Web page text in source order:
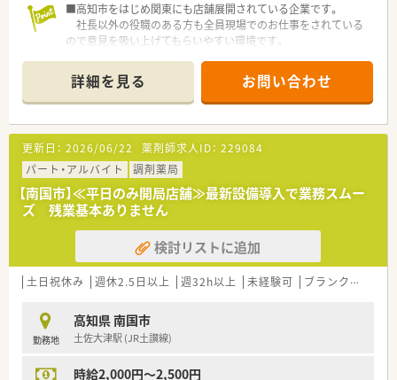
■高知市をはじめ関東にも店舗展開されている企業です。
社長以外の役職のある方も全員現場でのお仕事をされている
ので意見を吸い上げてもらいやすい環境です。
るアットホームな環境です。
詳細を見る お問い合わせ
更新日： 2026/06/22 薬剤師求人ID： 229084
パート・アルバイト
調剤薬局
【南国市】≪平日のみ開局店舗≫最新設備導入で業務スムー
ズ 残業基本ありません
検討リストに追加
土日祝休み 週休2.5日以上 週32h以上 未経験可 ブランク可
勤務地
高知県 南国市
土佐大津駅 (JR土讃線)
時給2,000円～2,500円